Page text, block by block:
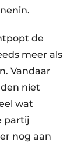
de
meer als
Vandaar
niet
wat
partij
nog aan